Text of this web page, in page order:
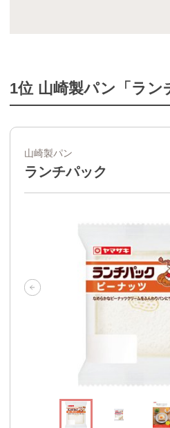
1位 山崎製パン「ラン
山崎製パン
ランチパック